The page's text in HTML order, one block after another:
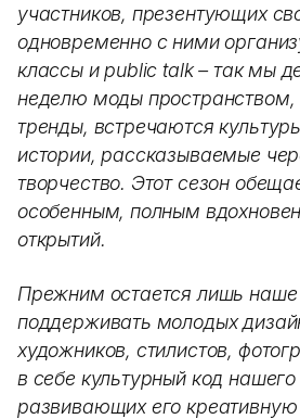
участников, презентующих
одновременно с ними
классы и public talk – так мы
неделю моды
тренды, встречаются
истории, рассказываемые
творчество. Этот сезон
особенным, полным
открытий.
Прежним остается лишь
поддерживать молодых
художников, стилистов,
в себе культурный код нашего
развивающих его